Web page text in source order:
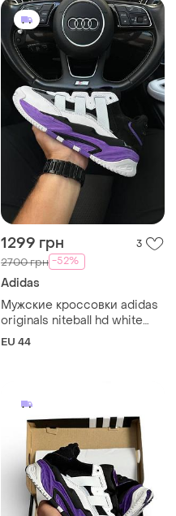
1299 грн 3
2700 грн -52%
Adidas
Мужские кроссовки adidas
originals niteball hd white
purple
EU 44